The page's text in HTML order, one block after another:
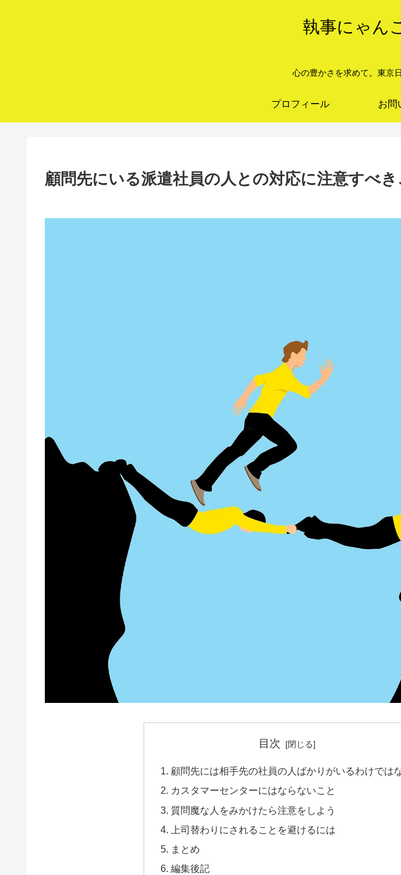
執事にゃん
心の豊かさを求めて。東京
プロフィール お問
顧問先にいる派遣社員の人との対応に注意すべき
目次
顧問先には相手先の社員の人ばかりがいるわけでは
カスタマーセンターにはならないこと
質問魔な人をみかけたら注意をしよう
上司替わりにされることを避けるには
まとめ
編集後記